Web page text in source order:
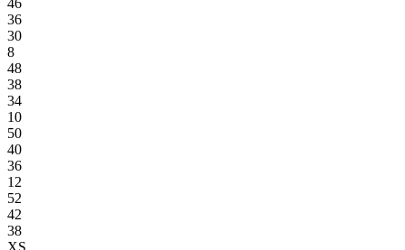
36
30
8
48
38
34
10
50
40
36
12
52
42
38
XS